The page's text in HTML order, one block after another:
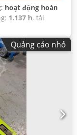
hoạt động hoàn
1.137 h, tải
bên,
Quảng cáo nhỏ